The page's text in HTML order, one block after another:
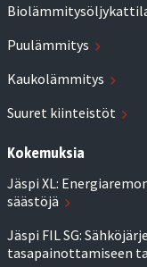
Puulämmitys
Kaukolämmitys
Suuret kiinteistöt
Kokemuksia
Jäspi XL:
säästöjä
Jäspi FIL SG:
tasapainottamiseen